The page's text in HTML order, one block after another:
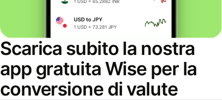
Scarica subito la nostra
app gratuita Wise per la
conversione di valute